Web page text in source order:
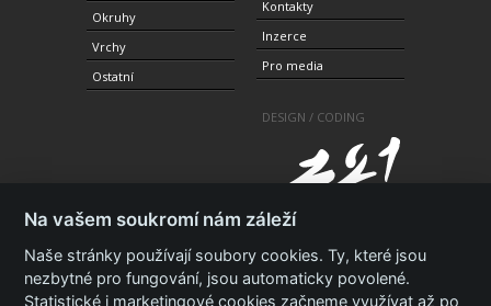
Okruhy
Vrchy
Ostatní
Kontakty
Inzerce
Pro media
DESIGN / CODING
© 2010-2021 Copyright Motolevel. Všechna práva
Na vašem soukromí nám záleží
Naše stránky používají soubory cookies. Ty, které jsou
nezbytné pro fungování, jsou automaticky povolené.
Statistické i marketingové cookies začneme využívat až po